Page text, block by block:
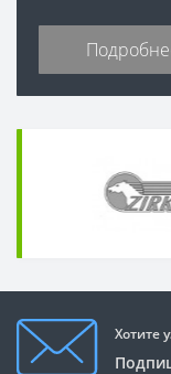
Хотите